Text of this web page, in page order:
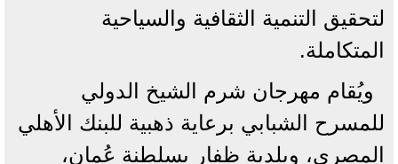
لتحقيق التنمية الثقافية والسياحية
المتكاملة.
ويُقام مهرجان شرم الشيخ الدولي
للمسرح الشبابي برعاية ذهبية للبنك الأهلي
المصري، وبلدية ظفار بسلطنة عُمان،